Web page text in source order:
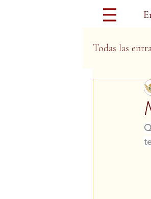
Todas las
Días